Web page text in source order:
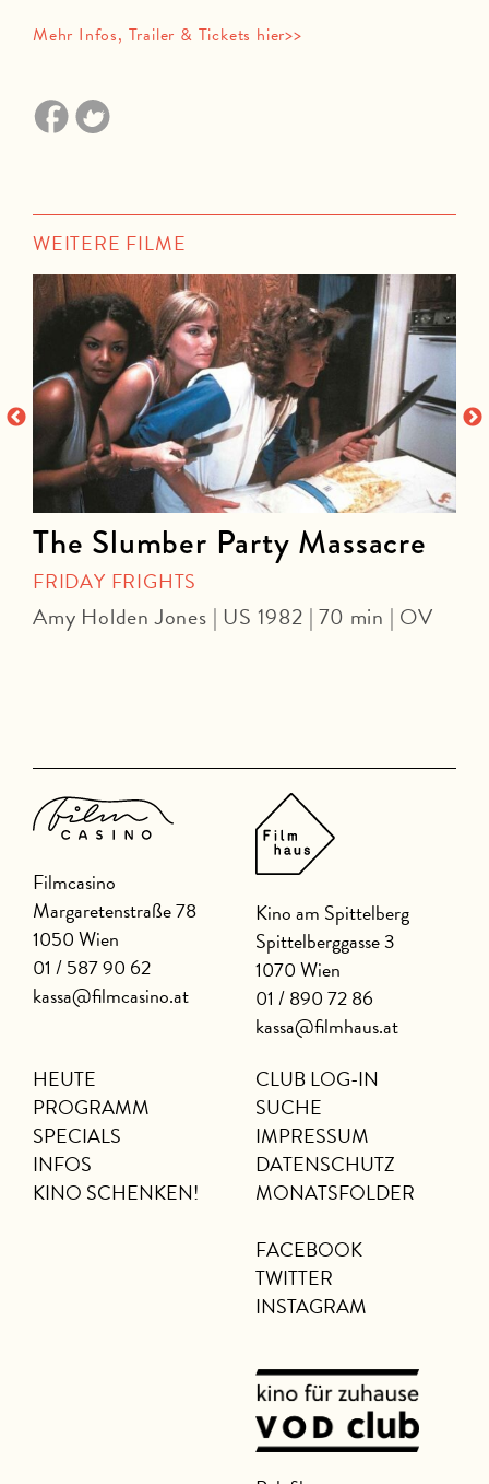
Mehr Infos, Trailer & Tickets hier>>
WEITERE FILME
The Slumber Party Massacre
FRIDAY FRIGHTS
Amy Holden Jones | US 1982 | 70 min | OV
Filmcasino
Margaretenstraße 78
1050 Wien
01 / 587 90 62
kassa@filmcasino.at
Kino am Spittelberg
Spittelberggasse 3
1070 Wien
01 / 890 72 86
kassa@filmhaus.at
HEUTE
PROGRAMM
SPECIALS
INFOS
KINO SCHENKEN!
CLUB LOG-IN
SUCHE
IMPRESSUM
DATENSCHUTZ
MONATSFOLDER
FACEBOOK
TWITTER
INSTAGRAM